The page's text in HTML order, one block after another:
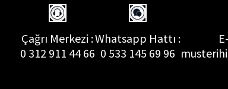
Çağrı Merkezi :
0 312 911 44 66
Whatsapp Hattı :
0 533 145 69 96